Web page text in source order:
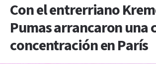
Con el entrerriano
Pumas arrancaron una
concentración en París